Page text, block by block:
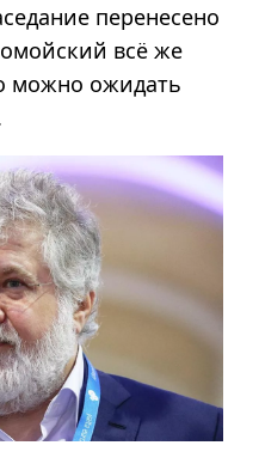
перенесено
всё же
можно ожидать